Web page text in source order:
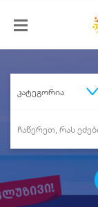
კატეგორია